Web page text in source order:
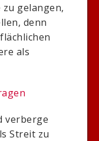
gelangen,
denn
als
verberge
Streit zu